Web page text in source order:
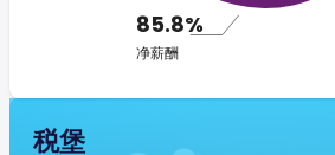
85.8%
净薪酬
税堡